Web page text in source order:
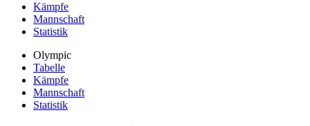
Kämpfe
Mannschaft
Statistik
Olympic
Tabelle
Kämpfe
Mannschaft
Statistik